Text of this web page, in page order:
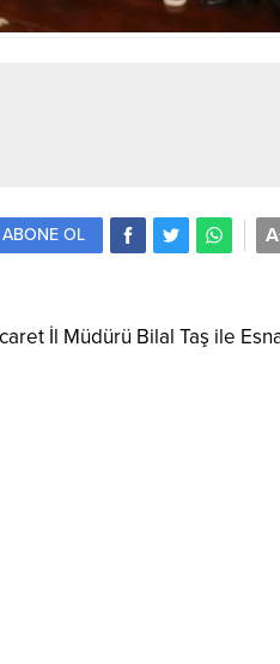
A
ABONE OL
İl Müdürü Bilal Taş ile